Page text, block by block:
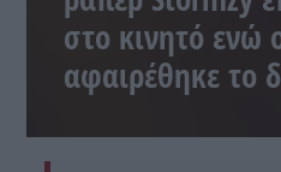
στο κινητό ενώ
αφαιρέθηκε το